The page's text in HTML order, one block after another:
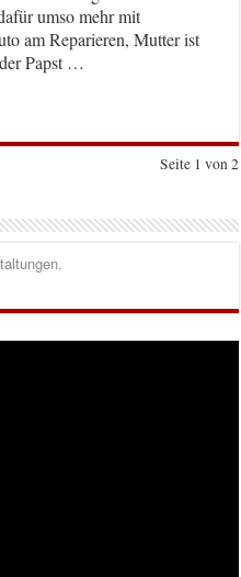
umso mehr mit
am Reparieren, Mutter ist
Papst …
Seite 1 von 2